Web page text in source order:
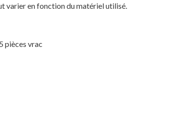
varier en fonction du matériel utilisé.
pièces vrac